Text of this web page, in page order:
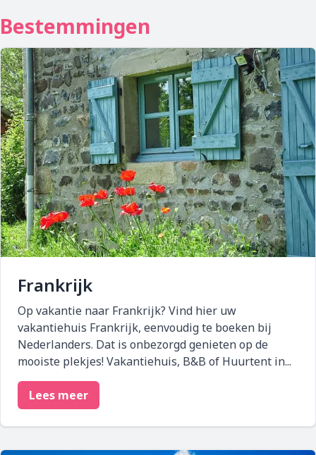
Bestemmingen
Frankrijk
Op vakantie naar Frankrijk? Vind hier uw
vakantiehuis Frankrijk, eenvoudig te boeken bij
Nederlanders. Dat is onbezorgd genieten op de
mooiste plekjes! Vakantiehuis, B&B of Huurtent in...
Lees meer